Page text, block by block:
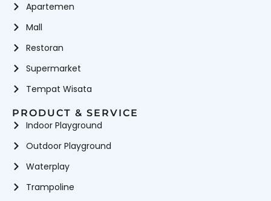
Apartemen
Mall
Restoran
Supermarket
Tempat Wisata
PRODUCT & SERVICE
Indoor Playground
Outdoor Playground
Waterplay
Trampoline